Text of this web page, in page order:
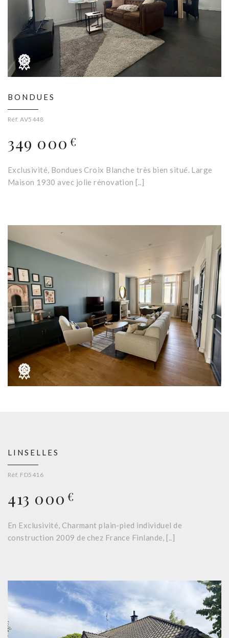
BONDUES
Réf. AV5448
349 000 €
Exclusivité, Bondues Croix Blanche très bien situé. Large
Maison 1930 avec jolie rénovation [..]
LINSELLES
Réf. FD5416
413 000 €
En Exclusivité, Charmant plain-pied individuel de
construction 2009 de chez France Finlande, [..]